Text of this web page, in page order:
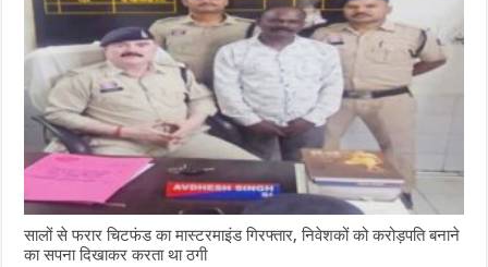
सालों से फरार चिटफंड का मास्टरमाइंड गिरफ्तार, निवेशकों को करोड़पति बनाने
का सपना दिखाकर करता था ठगी